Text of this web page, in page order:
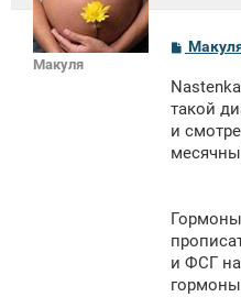
Макуля
С
б
щ
н
и
такой
и
и ФСГ